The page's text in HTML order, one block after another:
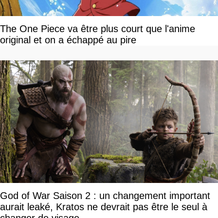
The One Piece va être plus court que l'anime
original et on a échappé au pire
God of War Saison 2 : un changement important
aurait leaké, Kratos ne devrait pas être le seul à